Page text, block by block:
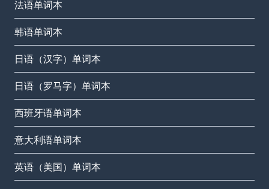
法语单词本
韩语单词本
日语（汉字）单词本
日语（罗马字）单词本
西班牙语单词本
意大利语单词本
英语（美国）单词本